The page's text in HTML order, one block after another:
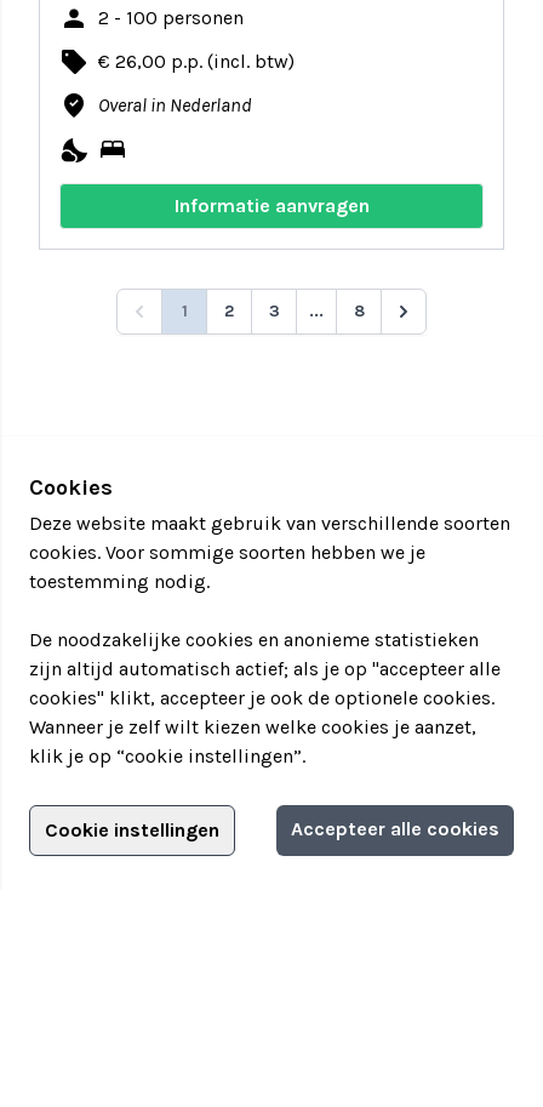
Filter jouw teamuitstapje!
person 2 - 100 personen
local_offer € 26,00 p.p. (incl. btw)
where_to_vote Overal in Nederland
nights_stay bed
Informatie aanvragen
1 2 3 ... 8
Adverteren?
Adverteerdersopties
Cookies
Deze website maakt gebruik van verschillende soorten
cookies. Voor sommige soorten hebben we je
toestemming nodig.
De noodzakelijke cookies en anonieme statistieken
zijn altijd automatisch actief; als je op "accepteer alle
cookies" klikt, accepteer je ook de optionele cookies.
Wanneer je zelf wilt kiezen welke cookies je aanzet,
klik je op “cookie instellingen”.
Cookie instellingen Accepteer alle cookies